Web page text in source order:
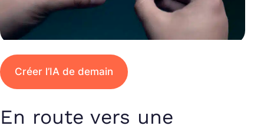
Créer l’IA de demain
En route vers une